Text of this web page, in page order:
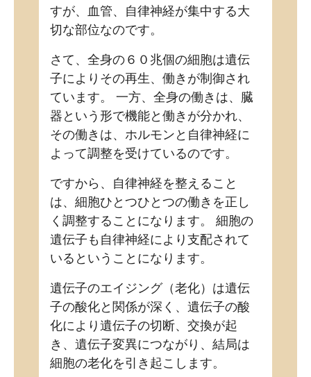
すが、血管、自律神経が集中する大
切な部位なのです。
さて、全身の６０兆個の細胞は遺伝
子によりその再生、働きが制御され
ています。 一方、全身の働きは、臓
器という形で機能と働きが分かれ、
その働きは、ホルモンと自律神経に
よって調整を受けているのです。
ですから、自律神経を整えること
は、細胞ひとつひとつの働きを正し
く調整することになります。 細胞の
遺伝子も自律神経により支配されて
いるということになります。
遺伝子のエイジング（老化）は遺伝
子の酸化と関係が深く、遺伝子の酸
化により遺伝子の切断、交換が起
き、遺伝子変異につながり、結局は
細胞の老化を引き起こします。